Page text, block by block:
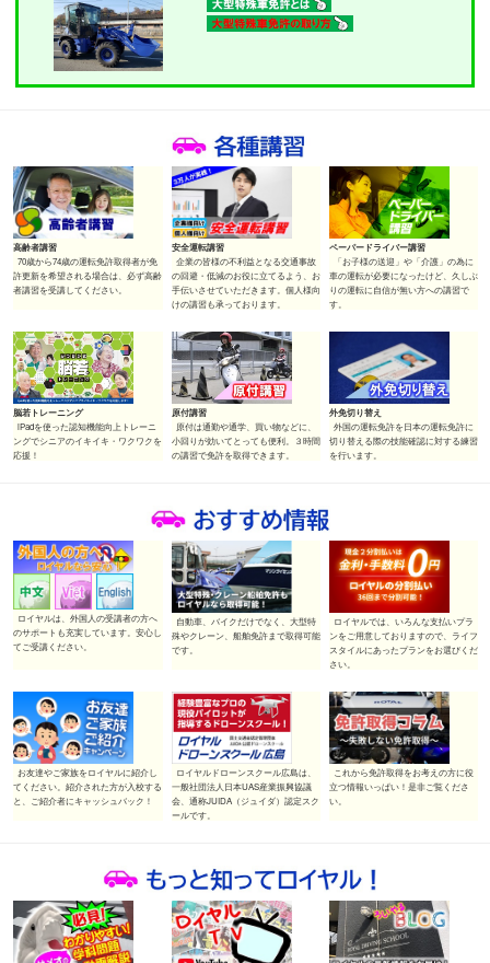
高齢者講習
70歳から74歳の運転免許取得者が免
許更新を希望される場合は、必ず高齢
者講習を受講してください。
安全運転講習
企業の皆様の不利益となる交通事故
の回避・低減のお役に立てるよう、お
手伝いさせていただきます。個人様向
けの講習も承っております。
ペーパードライバー講習
「お子様の送迎」や「介護」の為に
車の運転が必要になったけど、久しぶ
りの運転に自信が無い方への講習で
す。
脳若トレーニング
iPadを使った認知機能向上トレーニ
ングでシニアのイキイキ・ワクワクを
応援！
原付講習
原付は通勤や通学、買い物などに、
小回りが効いてとっても便利。３時間
の講習で免許を取得できます。
外免切り替え
外国の運転免許を日本の運転免許に
切り替える際の技能確認に対する練習
を行います。
ロイヤルは、外国人の受講者の方へ
のサポートも充実しています。安心し
てご受講ください。
自動車、バイクだけでなく、大型特
殊やクレーン、船舶免許まで取得可能
です。
ロイヤルでは、いろんな支払いプラ
ンをご用意しておりますので、ライフ
スタイルにあったプランをお選びくだ
さい。
お友達やご家族をロイヤルに紹介し
てください。紹介された方が入校する
と、ご紹介者にキャッシュバック！
ロイヤルドローンスクール広島は、
一般社団法人日本UAS産業振興協議
会、通称JUIDA（ジュイダ）認定スク
ールです。
これから免許取得をお考えの方に役
立つ情報いっぱい！是非ご覧くださ
い。